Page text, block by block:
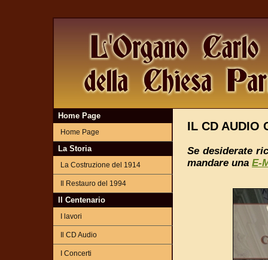
Home Page
Home Page
La Storia
La Costruzione del 1914
Il Restauro del 1994
Il Centenario
I lavori
Il CD Audio
I Concerti
IL CD AUDIO
Se desiderate
mandare una E-